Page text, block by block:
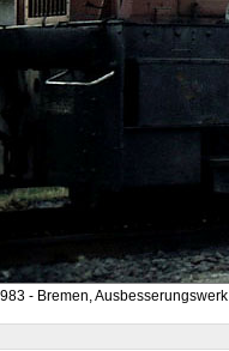
- Bremen, Ausbesserungswerk